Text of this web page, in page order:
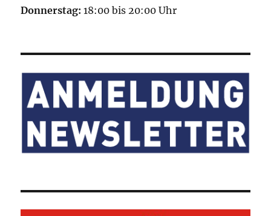
Donnerstag: 18:00 bis 20:00 Uhr